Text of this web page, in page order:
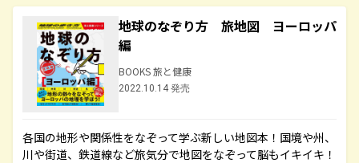
地球のなぞり方 旅地図 ヨーロッパ
編
BOOKS 旅と健康
2022.10.14 発売
各国の地形や関係性をなぞって学ぶ新しい地図本！国境や州、
川や街道、鉄道線など旅気分で地図をなぞって脳もイキイキ！